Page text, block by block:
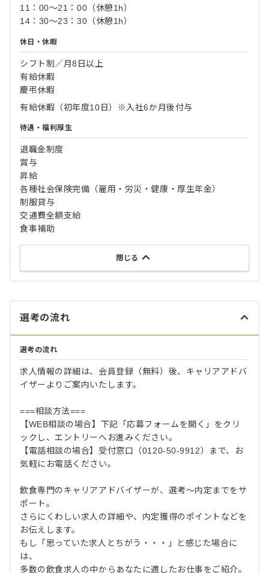
11：00〜21：00（休憩1h）
14：30〜23：30（休憩1h）
休日・休暇
シフト制／月8日以上
有給休暇
慶弔休暇
有給休暇（初年度10日）※入社6か月後付与
待遇・福利厚生
退職金制度
賞与
昇給
各種社会保険完備（雇用・労災・健康・厚生年金）
制服貸与
交通費全額支給
食事補助
閉じる
選考の流れ
選考の流れ
求人情報の詳細は、会員登録（無料）後、キャリアアドバ
イザーよりご案内いたします。
===相談方法===
【WEB相談の場合】下記「応募フォームを開く」をクリ
ックし、エントリーへお進みください。
【電話相談の場合】受付窓口（0120-50-9912）まで、お
気軽にお電話ください。
飲食専門のキャリアアドバイザーが、選考～内定までをサ
ポート。
さらにくわしい求人の詳細や、内定獲得のポイントなどを
お伝えします。
もし「思っていた求人とちがう・・・」と感じた場合に
は、
多数の飲食求人の中からあなたに適したお仕事をご紹介。